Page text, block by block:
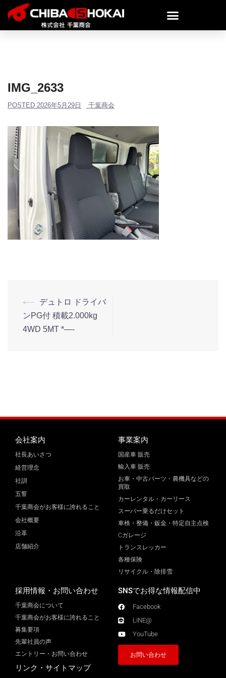
IMG_2633
POSTED 2026年5月29日 千葉商会
⟵
デュトロ ドライバ
ンPG付 積載2.000kg
4WD 5MT *—-
会社案内
社長あいさつ
経営理念
社訓
五誓
千葉商会がお客様に誇れること
会社概要
沿革
店舗紹介
事業案内
国産車 販売
輸入車 販売
お車・中古パーツ・農機具などの
買取
カーレンタル・カーリース
スーパー乗るだけセット
車検・整備・鈑金・特定自主点検
Cガレージ
トランスレッカー
各種保険
リサイクル・除排雪
採用情報・お問い合わせ
千葉商会について
千葉商会がお客様に誇れること​
募集要項
先輩社員の声
エントリー・お問い合わせ
リンク・サイトマップ
SNSでお得な情報配信中
Facebook
LINE@
YouTube
お問い合わせ